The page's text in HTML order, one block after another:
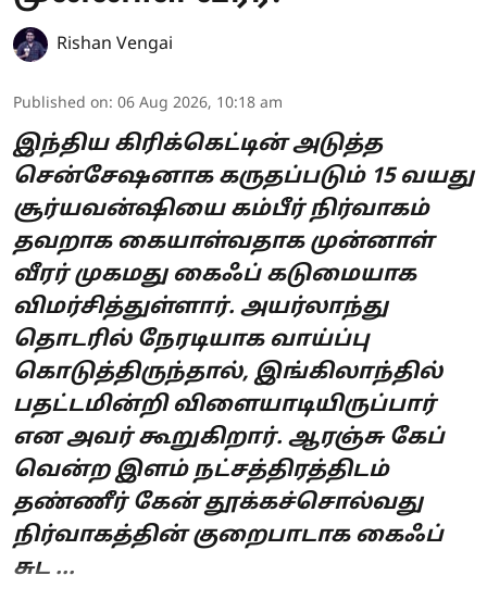
Rishan Vengai
Published on: 06 Aug 2026, 10:18 am
இந்திய கிரிக்கெட்டின் அடுத்த
சென்சேஷனாக கருதப்படும் 15 வயது
சூர்யவன்ஷியை கம்பீர் நிர்வாகம்
தவறாக கையாள்வதாக முன்னாள்
வீரர் முகமது கைஃப் கடுமையாக
விமர்சித்துள்ளார். அயர்லாந்து
தொடரில் நேரடியாக வாய்ப்பு
கொடுத்திருந்தால், இங்கிலாந்தில்
பதட்டமின்றி விளையாடியிருப்பார்
என அவர் கூறுகிறார். ஆரஞ்சு கேப்
வென்ற இளம் நட்சத்திரத்திடம்
தண்ணீர் கேன் தூக்கச்சொல்வது
நிர்வாகத்தின் குறைபாடாக கைஃப்
சுட ...